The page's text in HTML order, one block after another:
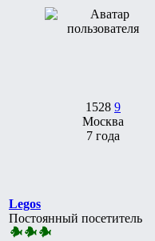
1528 9
Москва
7 года
Legos
Постоянный посетитель